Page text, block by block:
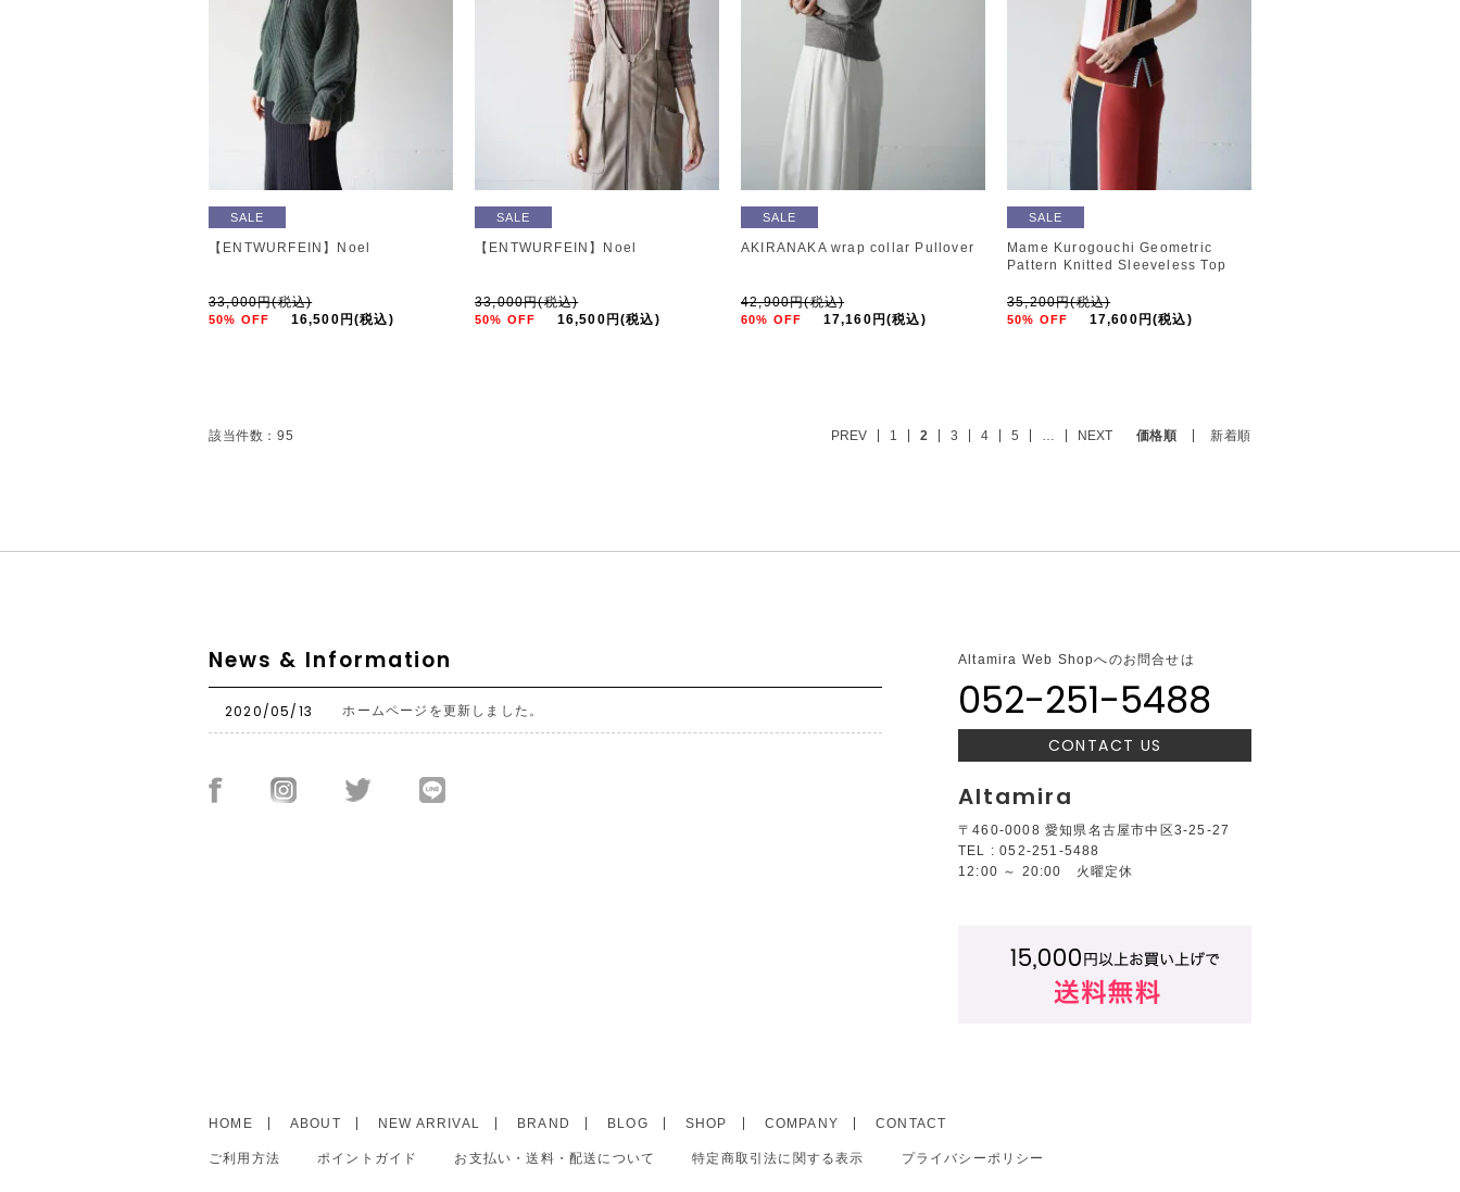
SALE
【ENTWURFEIN】Noel
33,000円(税込)
50% OFF 16,500円(税込)
SALE
【ENTWURFEIN】Noel
33,000円(税込)
50% OFF 16,500円(税込)
SALE
AKIRANAKA wrap collar Pullover
42,900円(税込)
60% OFF 17,160円(税込)
SALE
Mame Kurogouchi Geometric
Pattern Knitted Sleeveless Top
35,200円(税込)
50% OFF 17,600円(税込)
該当件数：95 価格順 新着順
PREV 1 2 3 4 5 … NEXT
News & Information
2020/05/13 ホームページを更新しました。
Altamira Web Shopへのお問合せは
052-251-5488
CONTACT US
Altamira
〒460-0008 愛知県名古屋市中区3-25-27
TEL : 052-251-5488
12:00 ～ 20:00 火曜定休
HOME ABOUT NEW ARRIVAL BRAND BLOG SHOP COMPANY CONTACT
ご利用方法 ポイントガイド お支払い・送料・配送について 特定商取引法に関する表示 プライバシーポリシー